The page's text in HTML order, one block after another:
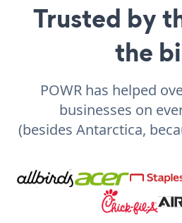
Trusted by
the
POWR has helped
businesses on
(besides Antarctica,